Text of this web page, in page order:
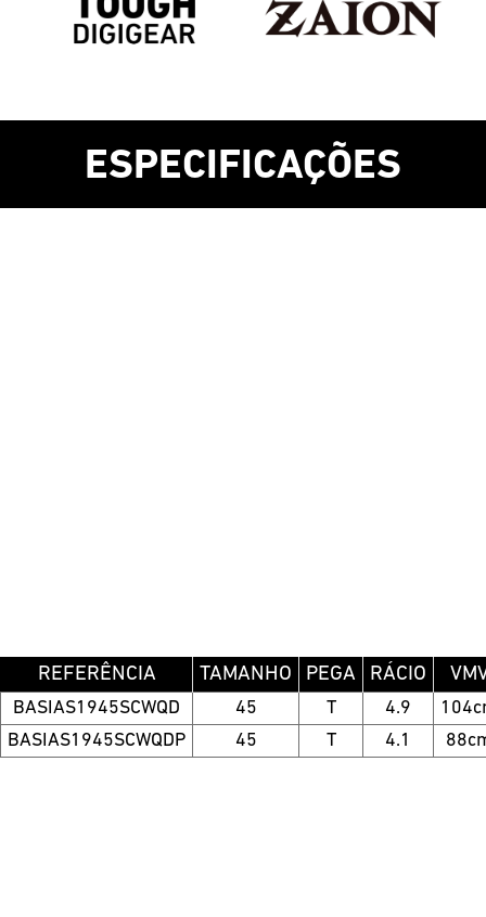
ESPECIFICAÇÕES
REFERÊNCIA TAMANHO PEGA RÁCIO
BASIAS1945SCWQD 45 T 4.9
BASIAS1945SCWQDP
45 T 4.1